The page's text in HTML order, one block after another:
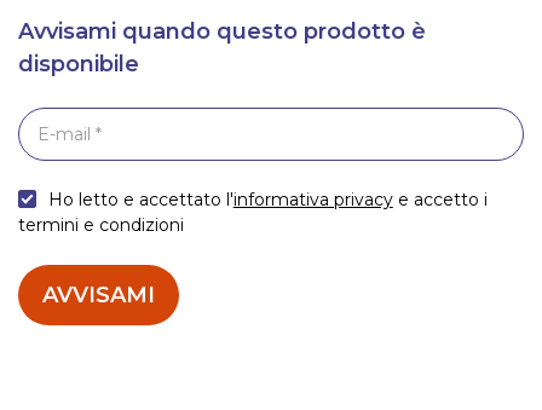
Avvisami quando questo prodotto è
disponibile
Ho letto e accettato l'informativa privacye accetto i
termini e condizioni
AVVISAMI